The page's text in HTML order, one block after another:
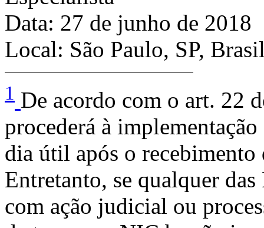
Data: 27 de junho de 2018
Local: São Paulo, SP,
1 De acordo com o art. 22
procederá à
dia útil após o
Entretanto, se qualquer
com ação judicial ou